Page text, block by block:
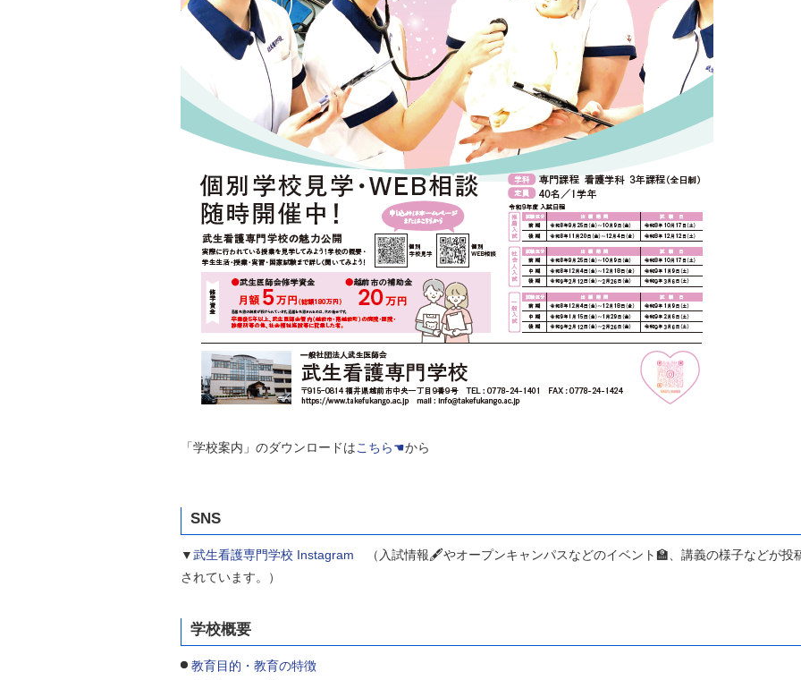
「学校案内」のダウンロードはこちら☚から
SNS
▼武生看護専門学校 Instagram （入試情報🖋やオープンキャンパスなどのイベント🏫、講義の様子などが投
されています。）
学校概要
教育目的・教育の特徴